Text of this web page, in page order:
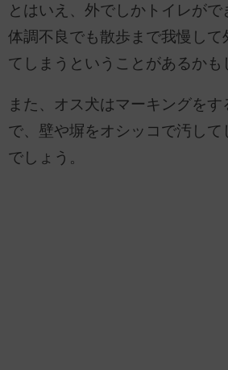
とはいえ、外でしかトイレがで
体調不良でも散歩まで我慢して
てしまうということがあるかも
また、オス犬はマーキングを
で、壁や塀をオシッコで汚して
でしょう。